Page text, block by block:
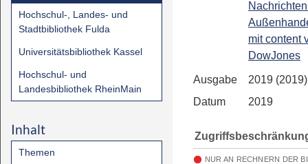
Hochschul-, Landes- und
Stadtbibliothek Fulda
Universitätsbibliothek Kassel
Hochschul- und
Landesbibliothek RheinMain
Inhalt
Themen
mit content
DowJones
Ausgabe
2019
Datum
2019
NUR AN RECHNERN DER